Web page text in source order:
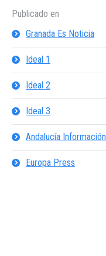
Publicado en
Granada Es Noticia
Ideal 1
Ideal 2
Ideal 3
Andalucía Información
Europa Press